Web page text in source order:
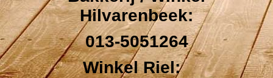
Hilvarenbeek:
013-5051264
Winkel Riel: